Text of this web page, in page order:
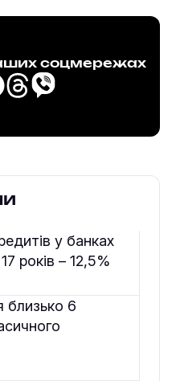
соцмережах
у банках
років – 12,5%
близько 6